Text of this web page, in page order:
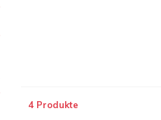
4 Produkte